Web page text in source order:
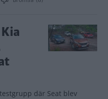
där Seat blev